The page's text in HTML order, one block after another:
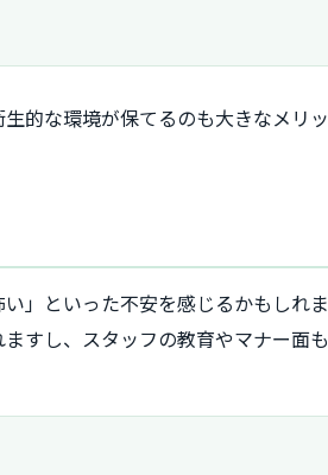
的な環境が保てるのも大きなメリッ
」といった不安を感じるかもしれま
すし、スタッフの教育やマナー面も